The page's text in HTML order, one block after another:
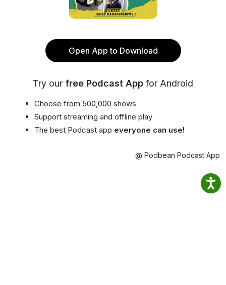
Open App to Download
Try our free Podcast App for Android
Choose from 500,000 shows
Support streaming and offline play
The best Podcast app everyone can use!
@ Podbean Podcast App